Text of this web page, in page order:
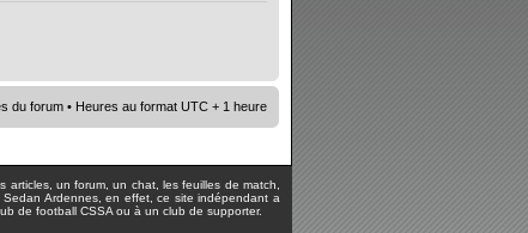
du forum • Heures au format UTC + 1 heure
un forum, un chat, les feuilles de match,
Ardennes, en effet, ce site indépendant a
de football CSSA ou à un club de supporter.